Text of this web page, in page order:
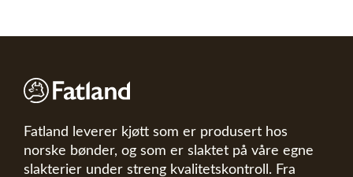
Fatland leverer kjøtt som er produsert hos
norske bønder, og som er slaktet på våre egne
slakterier under streng kvalitetskontroll. Fra